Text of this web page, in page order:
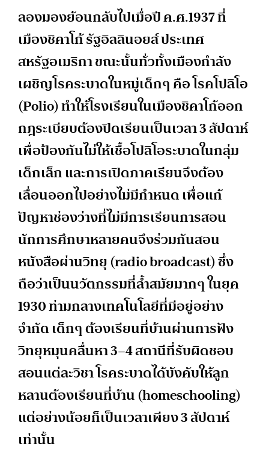
ลองมองย้อนกลับไปเมื่อปี ค.ศ.1937 ที่
เมืองชิคาโก้ รัฐอิลลินอยส์ ประเทศ
สหรัฐอเมริกา ขณะนั้นทั่วทั้งเมืองกำลัง
เผชิญโรคระบาดในหมู่เด็กๆ คือ โรคโปลิโอ
(Polio) ทำให้โรงเรียนในเมืองชิคาโก้ออก
กฎระเบียบต้องปิดเรียนเป็นเวลา 3 สัปดาห์
เพื่อป้องกันไม่ให้เชื้อโปลิโอระบาดในกลุ่ม
เด็กเล็ก และการเปิดภาคเรียนจึงต้อง
เลื่อนออกไปอย่างไม่มีกำหนด เพื่อแก้
ปัญหาช่องว่างที่ไม่มีการเรียนการสอน
นักการศึกษาหลายคนจึงร่วมกันสอน
หนังสือผ่านวิทยุ (radio broadcast) ซึ่ง
ถือว่าเป็นนวัตกรรมที่ล้ำสมัยมากๆ ในยุค
1930 ท่ามกลางเทคโนโลยีที่มีอยู่อย่าง
จำกัด เด็กๆ ต้องเรียนที่บ้านผ่านการฟัง
วิทยุหมุนคลื่นหา 3–4 สถานีที่รับผิดชอบ
สอนแต่ละวิชา โรคระบาดได้บังคับให้ลูก
หลานต้องเรียนที่บ้าน (homeschooling)
แต่อย่างน้อยก็เป็นเวลาเพียง 3 สัปดาห์
เท่านั้น